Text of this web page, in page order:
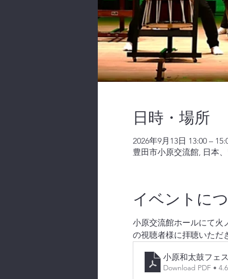
日時・場所
2026年9月13日 13:00 –
豊田市小原交流館, 日本
イベントに
小原交流館ホールにて火
の視聴者様に拝聴いただ
小原和太鼓フェ
Download PDF •